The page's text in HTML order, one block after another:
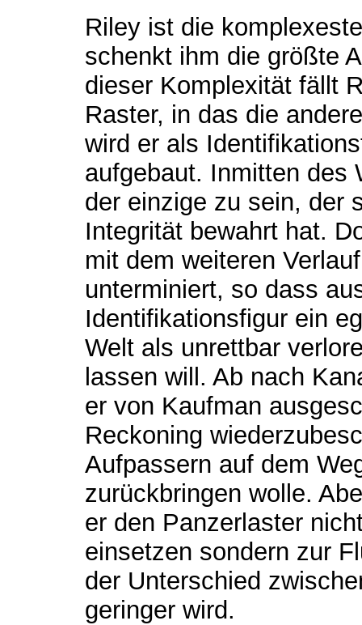
Riley ist die
schenkt ihm die größte
dieser Komplexität fällt
Raster, in das die
wird er als
aufgebaut. Inmitten des
der einzige zu sein, der
Integrität bewahrt hat.
mit dem weiteren
unterminiert, so dass
Identifikationsfigur ein
Welt als unrettbar
lassen will. Ab nach
er von Kaufman
Reckoning
Aufpassern auf dem
zurückbringen wolle.
er den Panzerlaster
einsetzen sondern zur
der Unterschied
geringer wird.